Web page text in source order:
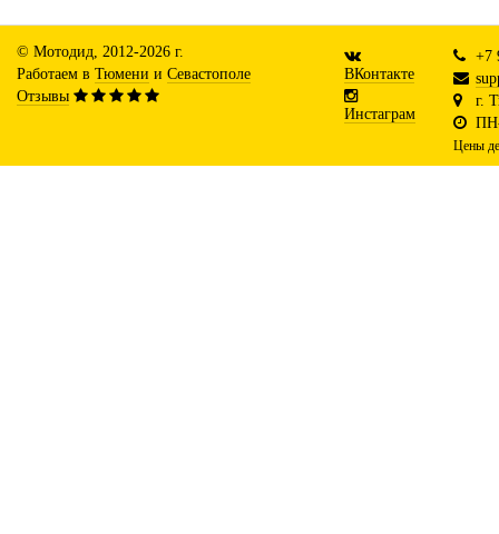
© Мотодид, 2012-2026 г.
Работаем в Тюмени и Севастополе
Отзывы
ВКонтакте
Инстаграм
+7
г.
Цены